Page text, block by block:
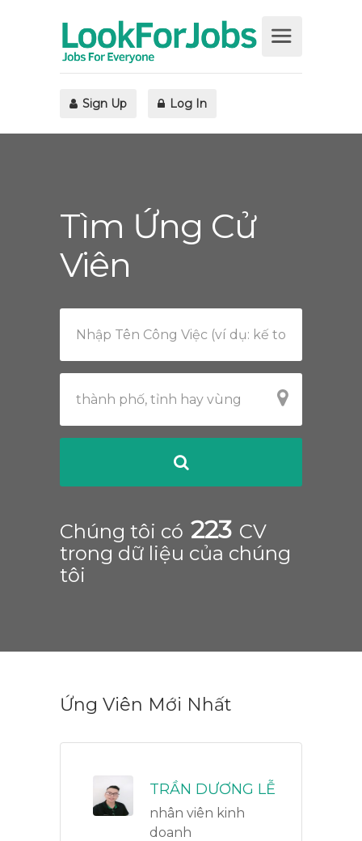
Sign Up Log In
Tìm Ứng Cử
Viên
Chúng tôi có 223 CV
trong dữ liệu của chúng
tôi
Ứng Viên Mới Nhất
TRẦN DƯƠNG LỄ
nhân viên kinh
doanh